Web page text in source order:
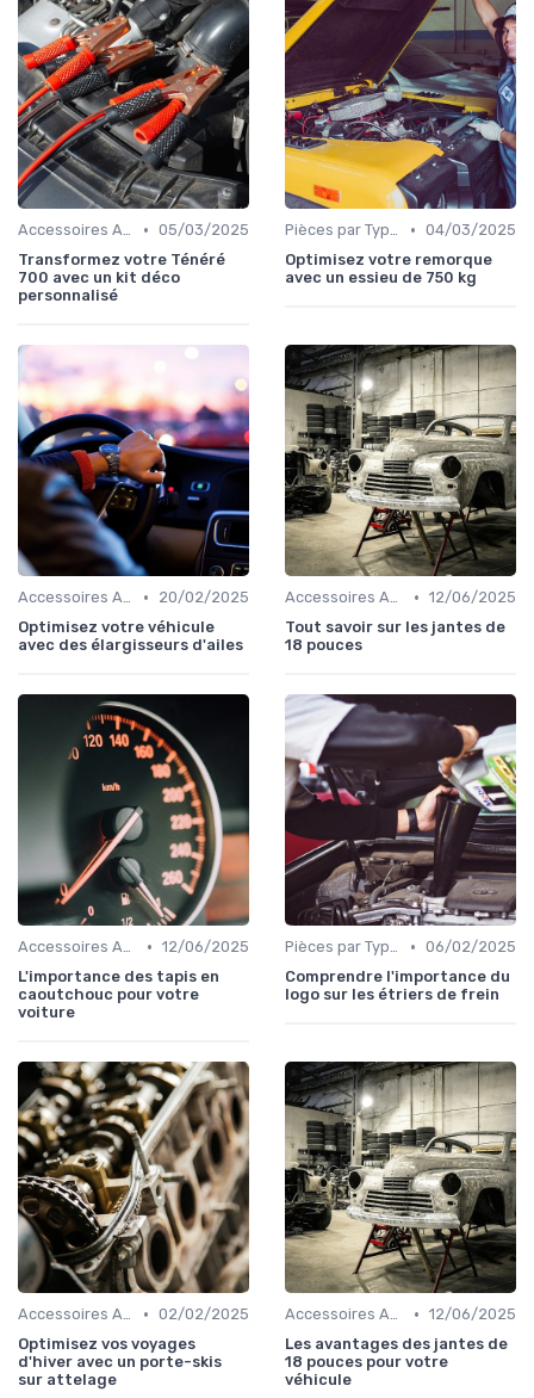
Accessoires Auto • 05/03/2025
Transformez votre Ténéré
700 avec un kit déco
personnalisé
Pièces par Type (Freins, Moteur, etc.) • 04/03/2025
Optimisez votre remorque
avec un essieu de 750 kg
Accessoires Auto •
20/02/2025
Optimisez votre véhicule
avec des élargisseurs d'ailes
Accessoires Auto • 12/06/2025
Tout savoir sur les jantes de
18 pouces
Accessoires Auto • 12/06/2025
L'importance des tapis en
caoutchouc pour votre
voiture
Pièces par Type (Freins, Moteur, etc.) • 06/02/2025
Comprendre l'importance du
logo sur les étriers de frein
Accessoires Auto • 02/02/2025
Optimisez vos voyages
d'hiver avec un porte-skis
sur attelage
Accessoires Auto • 12/06/2025
Les avantages des jantes de
18 pouces pour votre
véhicule